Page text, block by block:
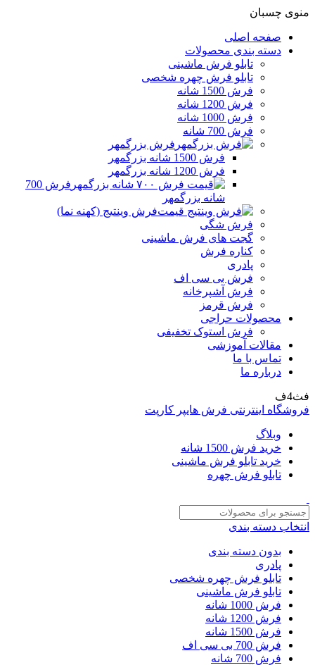
منوی چسبان
صفحه اصلی
دسته بندی محصولات
تابلو فرش ماشینی
تابلو فرش چهره شخصی
فرش 1500 شانه
فرش 1200 شانه
فرش 1000 شانه
فرش 700 شانه
فرش بزرگمهر
فرش 1500 شانه بزرگمهر
فرش 1200 شانه بزرگمهر
فرش 700
شانه بزرگمهر
فرش وینتیج (کهنه نما)
فرش شگی
گجت های فرش ماشینی
کناره فرش
پادری
فرش بی سی اف
فرش آشپرخانه
فرش قرمز
محصولات حراجی
فرش استوک تخفیفی
مقالات آموزشی
تماس با ما
درباره ما
فث4ف
فروشگاه اینترنتی فرش هایپر کارپت
وبلاگ
خرید فرش 1500 شانه
خرید تابلو فرش ماشینی
تابلو فرش چهره
انتخاب دسته بندی
بدون دسته بندی
پادری
تابلو فرش چهره شخصی
تابلو فرش ماشینی
فرش 1000 شانه
فرش 1200 شانه
فرش 1500 شانه
فرش 700 بی سی اف
فرش 700 شانه